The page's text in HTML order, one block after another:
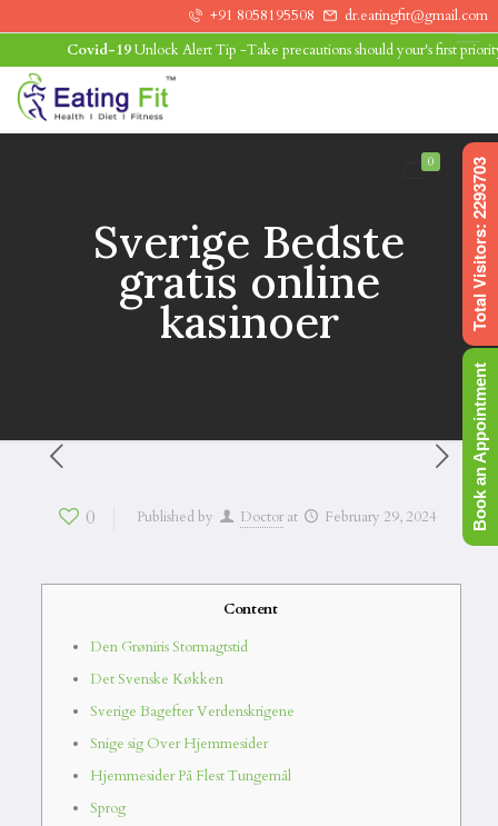
dr.eatingfit@gmail.com
+91 8058195508
Covid-19Unlock Alert Tip -Take precautions should your's first
0
Sverige Bedste
gratis online
kasinoer
0 Published by Doctor at February 29, 2024
Content
Den Grøniris Stormagtstid
Det Svenske Køkken
Sverige Bagefter Verdenskrigene
Snige sig Over Hjemmesider
Hjemmesider På Flest Tungemål
Sprog
Total Visitors: 2293703
Book an Appointment